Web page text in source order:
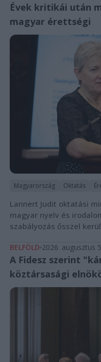
Évek kritikái után
magyar érettségi
Magyarország Oktatás
Lannert Judit oktatási
magyar nyelv és
szabályozás ősszel
BELFÖLD 2026. augusztus
A Fidesz szerint
köztársasági